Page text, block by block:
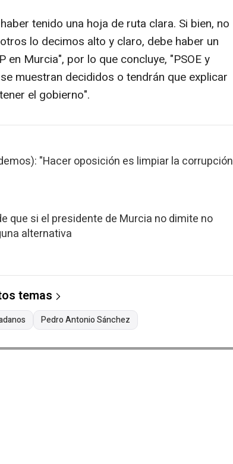
tenido una hoja de ruta clara. Si bien, no
lo decimos alto y claro, debe haber un
en Murcia", por lo que concluye, "PSOE y
muestran decididos o tendrán que explicar
el gobierno".
"Hacer oposición es limpiar la corrupción
que si el presidente de Murcia no dimite no
alternativa
temas
Pedro Antonio Sánchez